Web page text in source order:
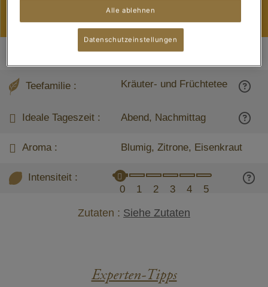
Eigenschaften von Verbena Tee
Teefamilie : Kräuter- und Früchtetee
Ideale Tageszeit : Abend, Nachmittag
Aroma : Blumig, Zitrone, Eisenkraut
Intensiteit :
0
1 2 3 4 5
Zutaten : Siehe Zutaten
Experten-Tipps
Alle ablehnen
Datenschutzeinstellungen